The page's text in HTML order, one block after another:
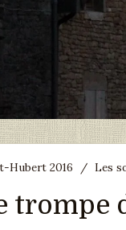
Hubert 2016 / Les
trompe